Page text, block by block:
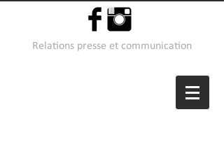
Relations presse et communication